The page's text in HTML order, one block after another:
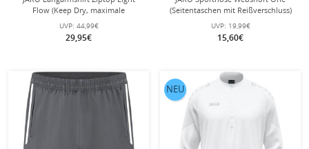
Flow (Keep Dry, maximale
Bewegungsfreiheit) schwarz Kinder
UVP: 44,99€
29,95€
(Seitentaschen mit Reißverschluss)
kurz marineblau Kinder
UVP: 19,99€
15,60€
NEU